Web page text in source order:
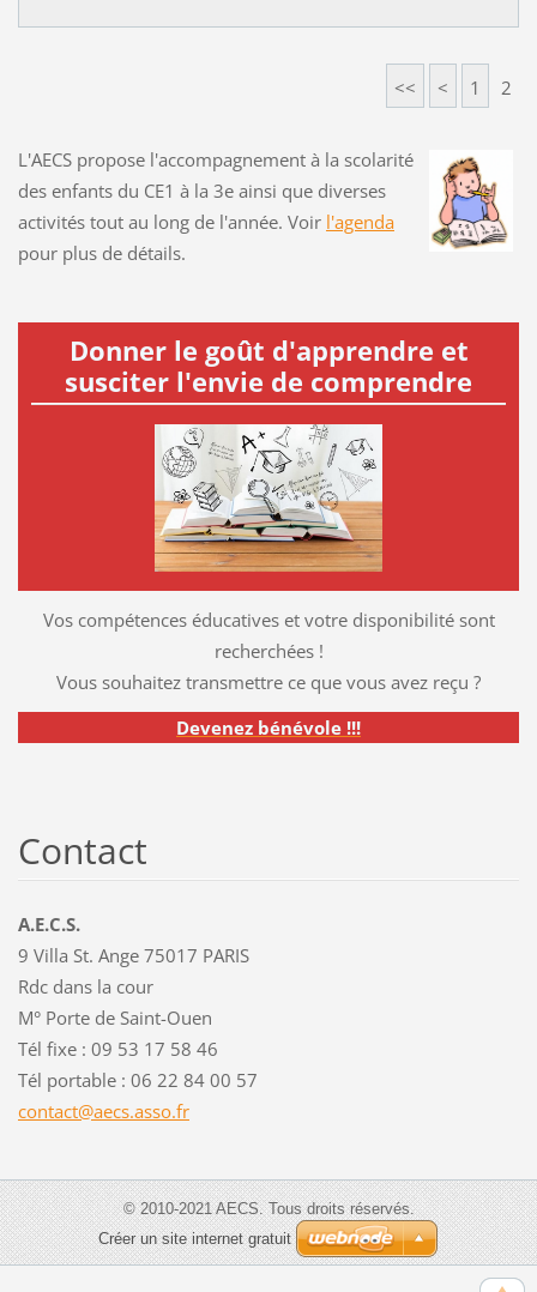
<< < 1 2
L'AECS propose l'accompagnement à la scolarité
des enfants du CE1 à la 3e ainsi que diverses
activités tout au long de l'année. Voir l'agenda
pour plus de détails.
Donner le goût d'apprendre et
susciter l'envie de comprendre
Vos compétences éducatives et votre disponibilité sont
recherchées !
Vous souhaitez transmettre ce que vous avez reçu ?
Devenez bénévole !!!
Contact
A.E.C.S.
9 Villa St. Ange 75017 PARIS
Rdc dans la cour
M° Porte de Saint-Ouen
Tél fixe : 09 53 17 58 46
Tél portable : 06 22 84 00 57
contact@aecs.asso.fr
© 2010-2021 AECS. Tous droits réservés.
Créer un site internet gratuit